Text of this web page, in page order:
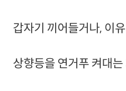
갑자기 끼어들거나, 이
상향등을 연거푸 켜대는